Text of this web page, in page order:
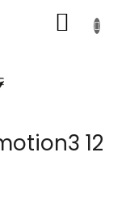
KOŠÍK
12